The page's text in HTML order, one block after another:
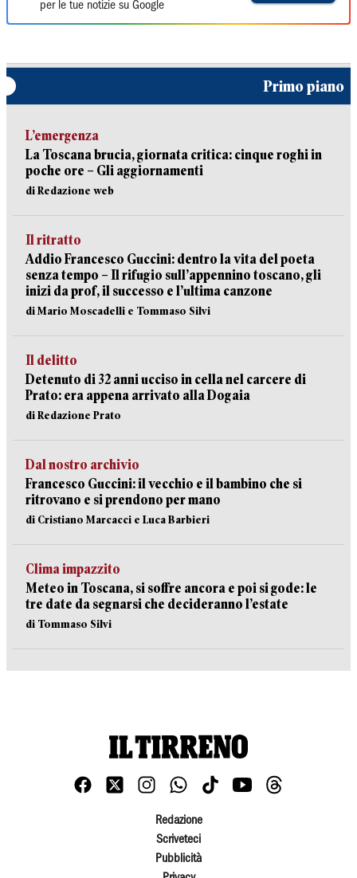
per le tue notizie su Google
Primo piano
L’emergenza
La Toscana brucia, giornata critica: cinque roghi in
poche ore – Gli aggiornamenti
di Redazione web
Il ritratto
Addio Francesco Guccini: dentro la vita del poeta
senza tempo – Il rifugio sull’appennino toscano, gli
inizi da prof, il successo e l’ultima canzone
di Mario Moscadelli e Tommaso Silvi
Il delitto
Detenuto di 32 anni ucciso in cella nel carcere di
Prato: era appena arrivato alla Dogaia
di Redazione Prato
Dal nostro archivio
Francesco Guccini: il vecchio e il bambino che si
ritrovano e si prendono per mano
di Cristiano Marcacci e Luca Barbieri
Clima impazzito
Meteo in Toscana, si soffre ancora e poi si gode: le
tre date da segnarsi che decideranno l’estate
di Tommaso Silvi
Redazione
Scriveteci
Pubblicità